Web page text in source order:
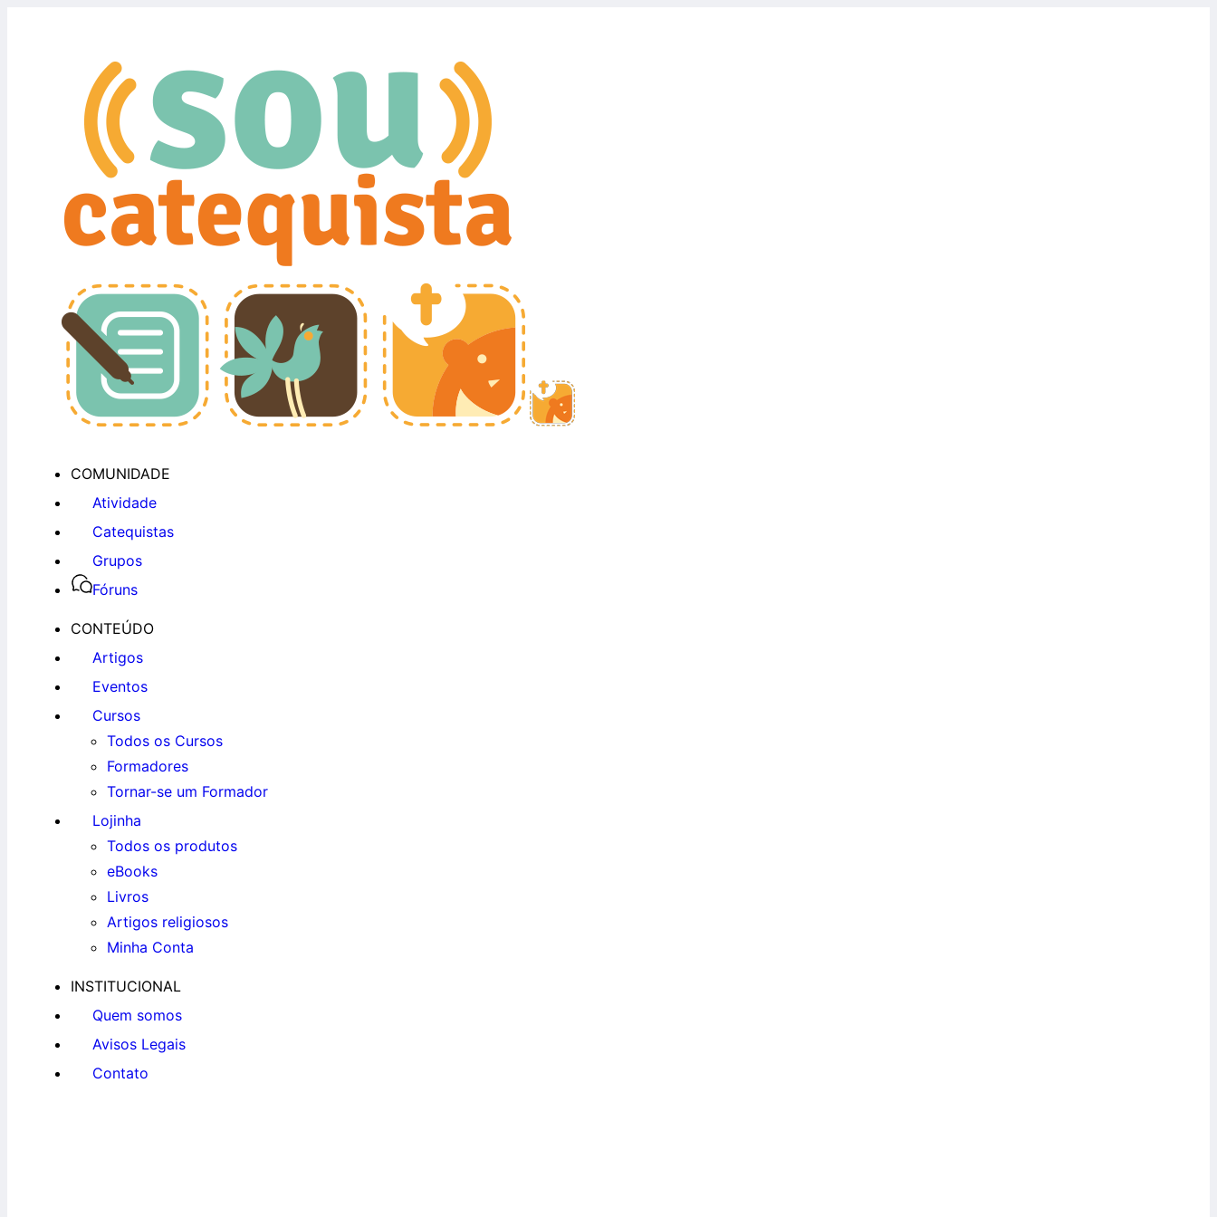
COMUNIDADE
Atividade
Catequistas
Grupos
Fóruns
CONTEÚDO
Artigos
Eventos
Cursos
Todos os Cursos
Formadores
Tornar-se um Formador
Lojinha
Todos os produtos
eBooks
Livros
Artigos religiosos
Minha Conta
INSTITUCIONAL
Quem somos
Avisos Legais
Contato